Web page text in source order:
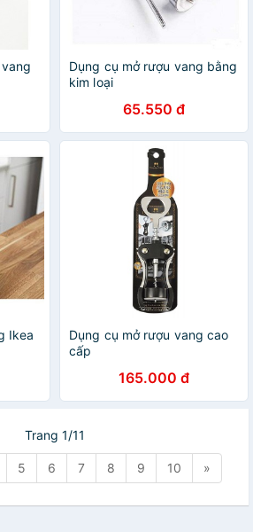
Dụng cụ mở rượu vang bằng
kim loại
65.550 đ
Ikea
Dụng cụ mở rượu vang cao
cấp
165.000 đ
Trang 1/11
5 6 7 8 9 10 »